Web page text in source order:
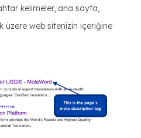
kelimeler, ana sayfa,
üzere web sitenizin içeriğine